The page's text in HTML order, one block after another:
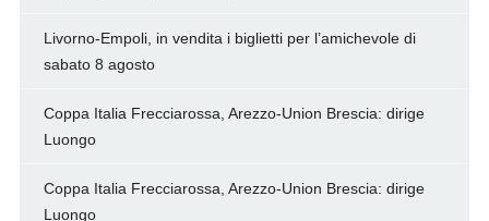
Livorno-Empoli, in vendita i biglietti per l’amichevole di
sabato 8 agosto
Coppa Italia Frecciarossa, Arezzo-Union Brescia: dirige
Luongo
Coppa Italia Frecciarossa, Arezzo-Union Brescia: dirige
Luongo